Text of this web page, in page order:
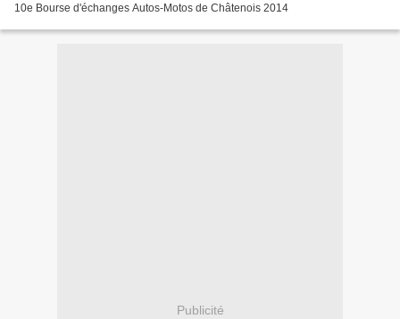
10e Bourse d'échanges Autos-Motos de Châtenois 2014
Publicité